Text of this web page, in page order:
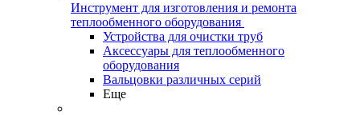
Инструмент для изготовления и ремонта
теплообменного оборудования
Устройства для очистки труб
Аксессуары для теплообменного
оборудования
Вальцовки различных серий
Еще